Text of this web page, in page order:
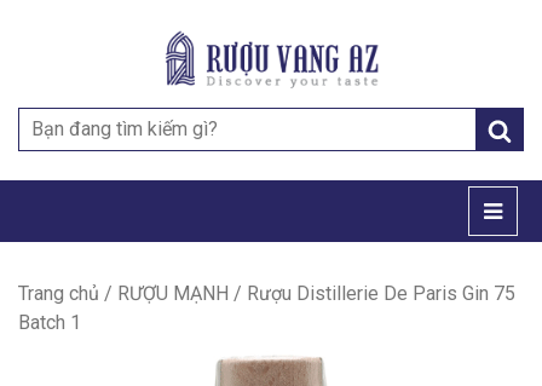
Search
for:
Trang chủ / RƯỢU MẠNH / Rượu Distillerie De Paris Gin 75
Batch 1